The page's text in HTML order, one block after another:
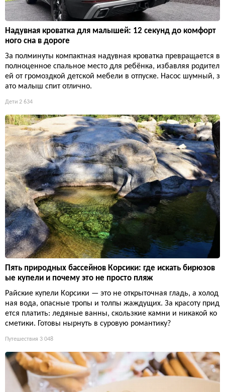
Надувная кроватка для малышей: 12 секунд до комфорт
ного сна в дороге
За полминуты компактная надувная кроватка превращается в
полноценное спальное место для ребёнка, избавляя родител
ей от громоздкой детской мебели в отпуске. Насос шумный, з
ато малыш спит отлично.
Дети 2 634
Пять природных бассейнов Корсики: где искать бирюзов
ые купели и почему это не просто пляж
Райские купели Корсики — это не открыточная гладь, а холод
ная вода, опасные тропы и толпы жаждущих. За красоту прид
ется платить: ледяные ванны, скользкие камни и никакой ко
сметики. Готовы нырнуть в суровую романтику?
Путешествия 3 048